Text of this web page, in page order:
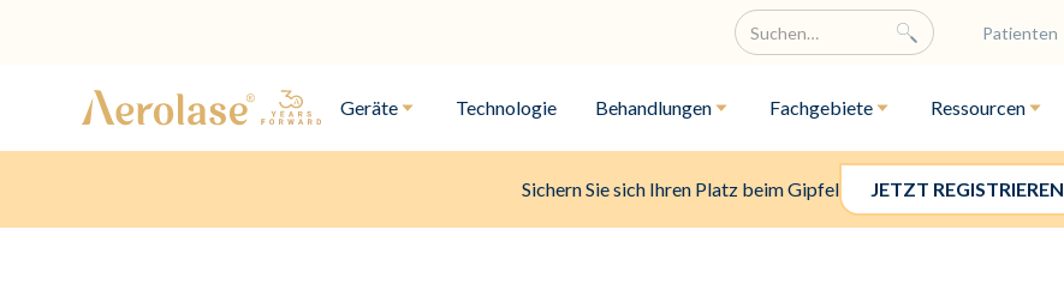
Patienten
Geräte Technologie Behandlungen Fachgebiete Ressourcen
Sichern Sie sich Ihren Platz beim Gipfel JETZT REGISTRIEREN